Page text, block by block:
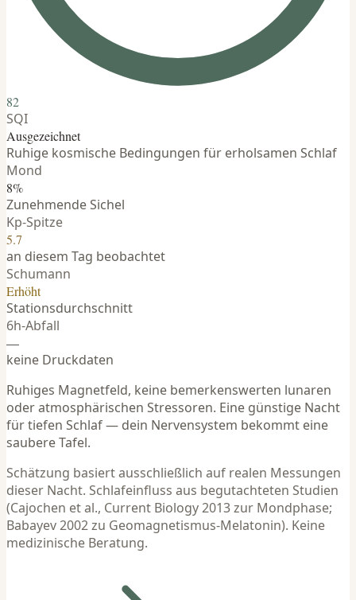
82
SQI
Ausgezeichnet
Ruhige kosmische Bedingungen für erholsamen Schlaf
Mond
8%
Zunehmende Sichel
Kp-Spitze
5.7
an diesem Tag beobachtet
Schumann
Erhöht
Stationsdurchschnitt
6h-Abfall
—
keine Druckdaten
Ruhiges Magnetfeld, keine bemerkenswerten lunaren
oder atmosphärischen Stressoren. Eine günstige Nacht
für tiefen Schlaf — dein Nervensystem bekommt eine
saubere Tafel.
Schätzung basiert ausschließlich auf realen Messungen
dieser Nacht. Schlafeinfluss aus begutachteten Studien
(Cajochen et al., Current Biology 2013 zur Mondphase;
Babayev 2002 zu Geomagnetismus-Melatonin). Keine
medizinische Beratung.